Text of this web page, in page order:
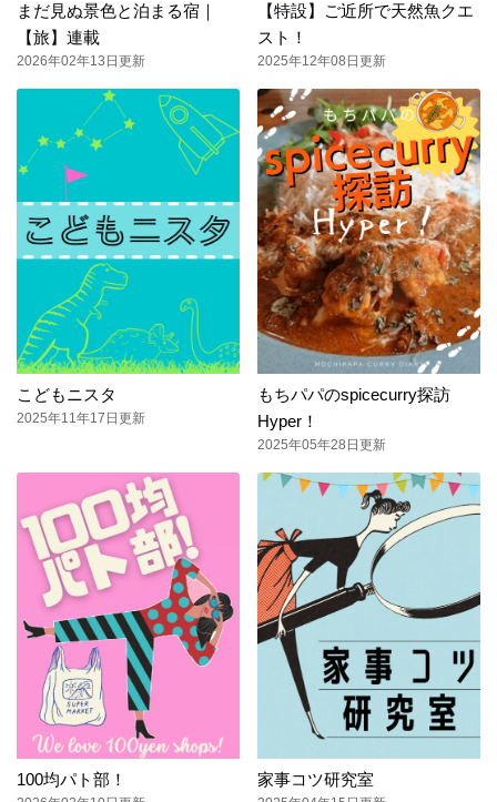
まだ見ぬ景色と泊まる宿｜
【旅】連載
2026年02年13日更新
【特設】ご近所で天然魚クエ
スト！
2025年12年08日更新
こどもニスタ
2025年11年17日更新
もちパパのspicecurry探訪
Hyper！
2025年05年28日更新
100均パト部！ 家事コツ研究室